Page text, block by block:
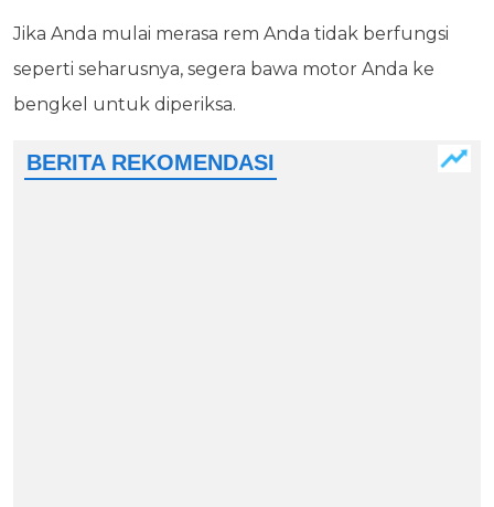
Jika Anda mulai merasa rem Anda tidak berfungsi
seperti seharusnya, segera bawa motor Anda ke
bengkel untuk diperiksa.